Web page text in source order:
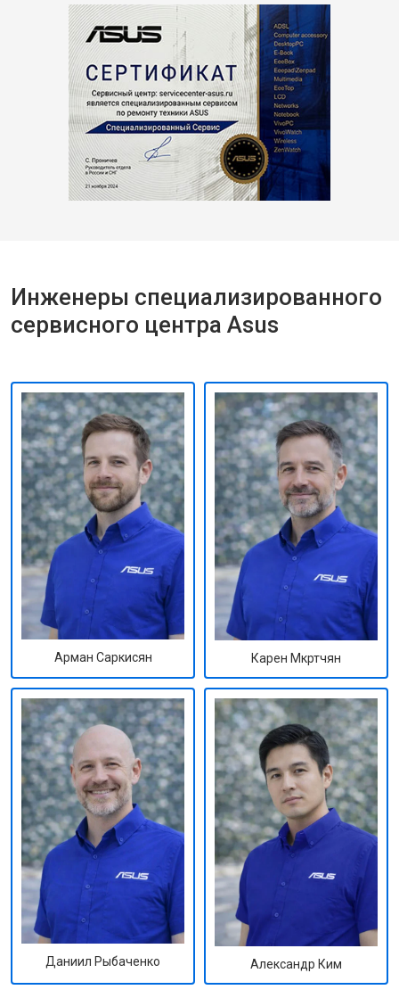
Инженеры специализированного
сервисного центра Asus
Арман Саркисян Карен Мкртчян
Даниил Рыбаченко Александр Ким